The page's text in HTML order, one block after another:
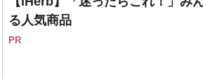
る人気商品
PR